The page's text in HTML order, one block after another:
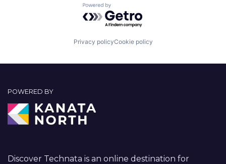
Powered by Getro.com
Privacy policyCookie policy
POWERED BY
Discover Technata is an online destination for